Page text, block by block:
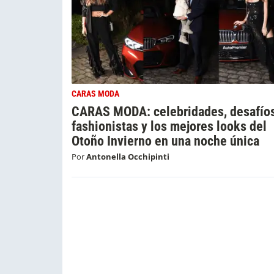
CARAS MODA
CARAS MODA: celebridades,
fashionistas y los mejores looks del
Otoño Invierno en una noche única
PorAntonella Occhipinti